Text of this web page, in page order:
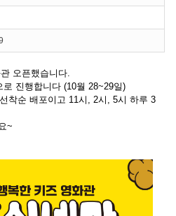
오픈했습니다.
진행합니다 (10월 28~29일)
착순 배포이고 11시, 2시, 5시 하루 3
~